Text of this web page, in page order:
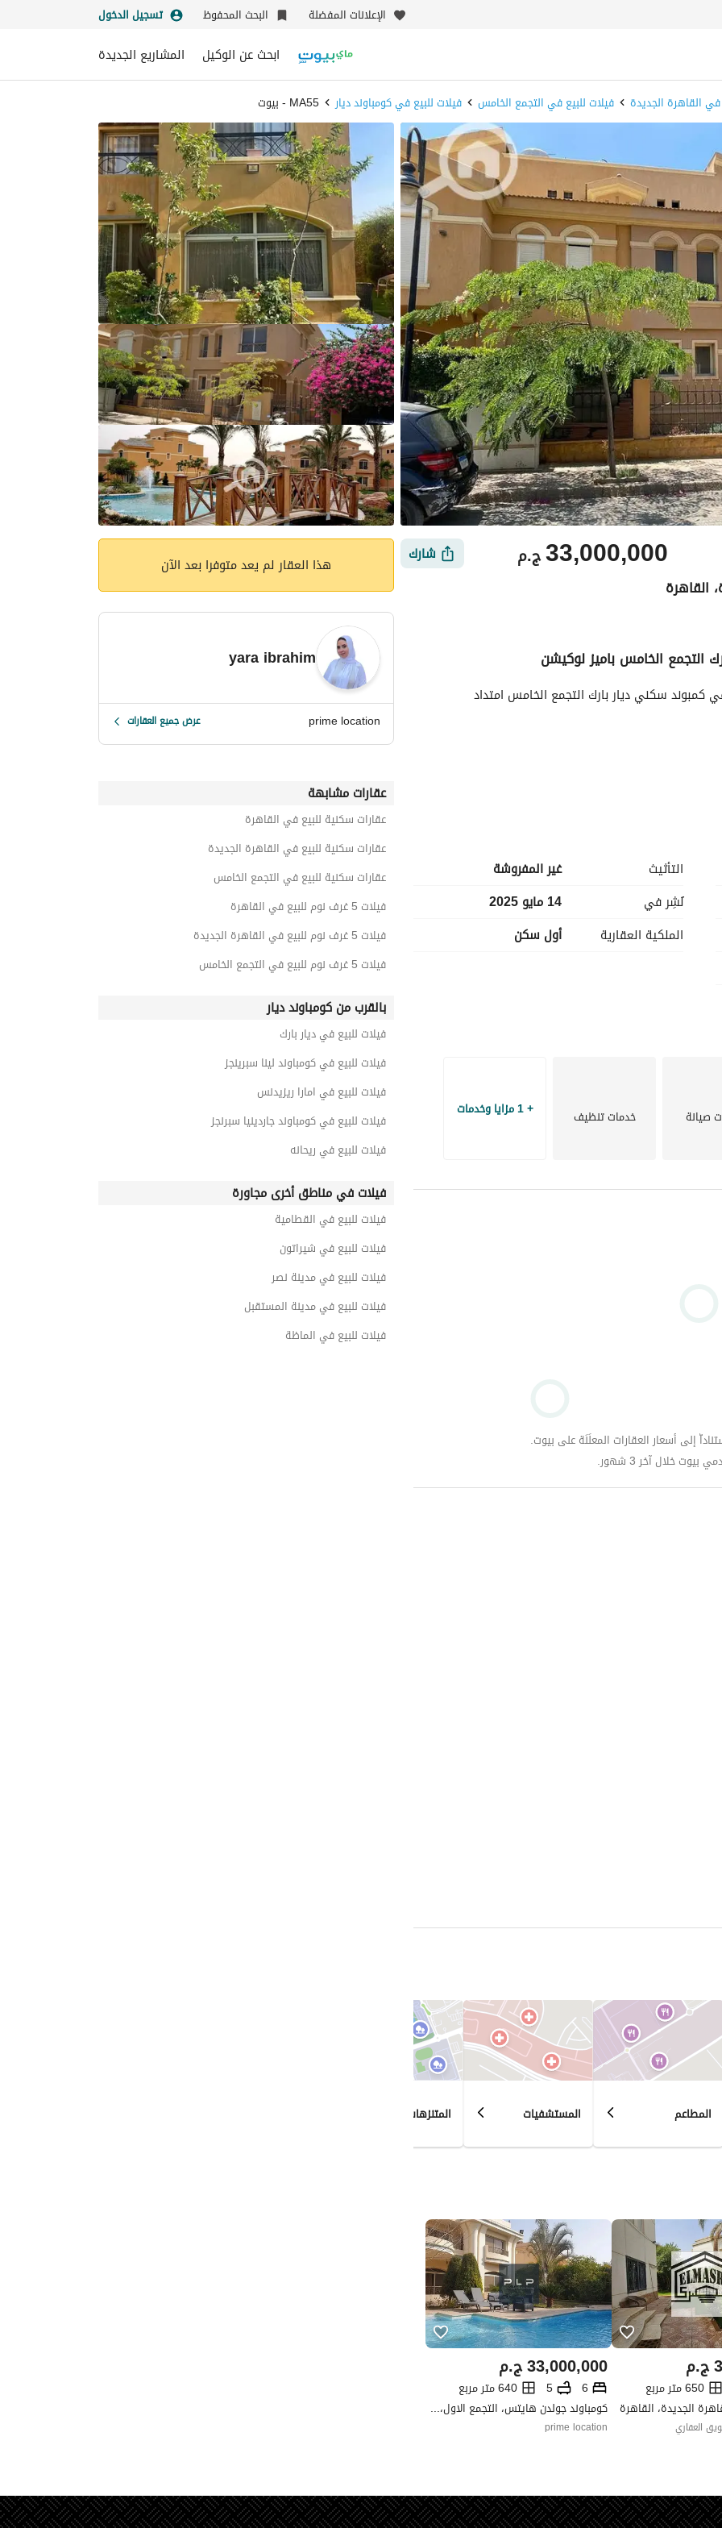
الإعلانات المفضلة البحث المحفوظ تسجيل الدخول
ابحث عن الوكيل المشاريع الجديدة
في القاهرة الجديدة فيلات للبيع في التجمع الخامس فيلات للبيع في كومباوند ديار MA55 - بيوت
ج.م33,000,000 شارك
القاهرة
الموقع والأماكن القريبة
التجمع الخامس باميز لوكيشن
التأثيث
غير المفروشة
نُشِر في
14 مايو 2025
الملكية العقارية
أول سكن
صيانة خدمات تنظيف + 1 مزايا وخدمات
إلى أسعار العقارات المعلَنَة على بيوت.
خلال آخر 3 شهور.
المطاعم المستشفيات المتنزهات
ج.م
650 متر مربع
الجديدة، القاهرة
العقاري
ج.م33,000,000
6
5
640 متر مربع
كومباوند جولدن هايتس، التجمع الاول، القاهرة الجديدة، القاهرة
prime location
هذا العقار لم يعد متوفرا بعد الآن
yara ibrahim
prime location عرض جميع العقارات
عقارات مشابهة
عقارات سكنية للبيع في القاهرة
عقارات سكنية للبيع في القاهرة الجديدة
عقارات سكنية للبيع في التجمع الخامس
فيلات 5 غرف نوم للبيع في القاهرة
فيلات 5 غرف نوم للبيع في القاهرة الجديدة
فيلات 5 غرف نوم للبيع في التجمع الخامس
بالقرب من كومباوند ديار
فيلات للبيع في ديار بارك
فيلات للبيع في كومباوند لينا سبرينجز
فيلات للبيع في امارا ريزيدنس
فيلات للبيع في كومباوند جاردينيا سبرنجز
فيلات للبيع في ريحانه
فيلات في مناطق أخرى مجاورة
فيلات للبيع في القطامية
فيلات للبيع في شيراتون
فيلات للبيع في مدينة نصر
فيلات للبيع في مدينة المستقبل
فيلات للبيع في الماظة